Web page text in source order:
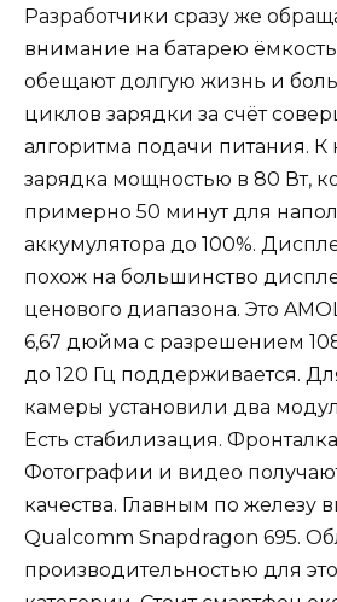
Разработчики сразу же
внимание на батарею
обещают долгую жизнь и
циклов зарядки за счёт
алгоритма подачи питания. К
зарядка мощностью в 80 Вт,
примерно 50 минут для
аккумулятора до 100%.
похож на большинство
ценового диапазона. Это
6,67 дюйма с разрешением
до 120 Гц поддерживается.
камеры установили два
Есть стабилизация.
Фотографии и видео
качества. Главным по железу
Qualcomm Snapdragon 695.
производительностью для